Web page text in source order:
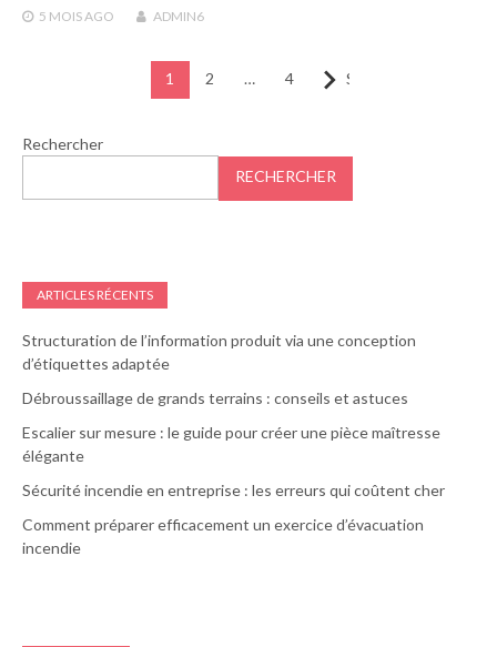
5 MOISAGO ADMIN6
Pagination
publications
1 2 … 4 Suivant
Rechercher
RECHERCHER
ARTICLES RÉCENTS
Structuration de l’information produit via une conception
d’étiquettes adaptée
Débroussaillage de grands terrains : conseils et astuces
Escalier sur mesure : le guide pour créer une pièce maîtresse
élégante
Sécurité incendie en entreprise : les erreurs qui coûtent cher
Comment préparer efficacement un exercice d’évacuation
incendie